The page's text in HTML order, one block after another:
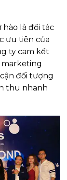
hào là đối tác
ưu tiên của
ty cam kết
marketing
đối tượng
thu nhanh